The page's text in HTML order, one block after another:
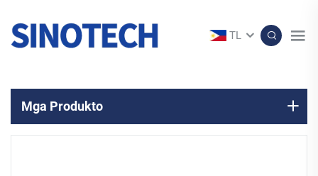
TL
Mga Produkto